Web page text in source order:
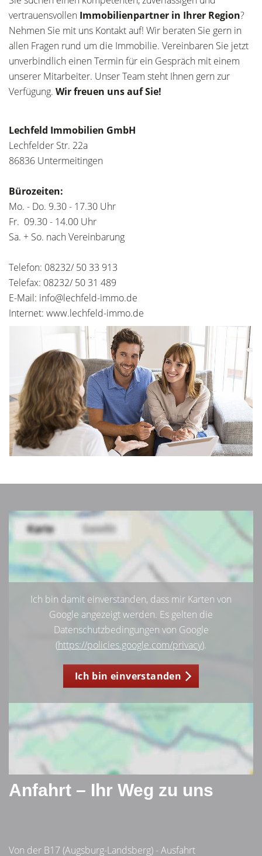
vertrauensvollen Immobilienpartner in Ihrer Region?
Nehmen Sie mit uns Kontakt auf! Wir beraten Sie gern in
allen Fragen rund um die Immobilie. Vereinbaren Sie jetzt
unverbindlich einen Termin für ein Gespräch mit einem
unserer Mitarbeiter. Unser Team steht Ihnen gern zur
Verfügung. Wir freuen uns auf Sie!
Lechfeld Immobilien GmbH
Lechfelder Str. 22a
86836 Untermeitingen
Bürozeiten:
Mo. - Do. 9.30 - 17.30 Uhr
Fr. 09.30 - 14.00 Uhr
Sa. + So. nach Vereinbarung
Telefon: 08232/ 50 33 913
Telefax: 08232/ 50 31 489
E-Mail: info@lechfeld-immo.de
Internet: www.lechfeld-immo.de
Ich bin damit einverstanden, dass mir Karten von
Google angezeigt werden. Es gelten die
Datenschutzbedingungen von Google
(https://policies.google.com/privacy).
Ich bin einverstanden
Anfahrt – Ihr Weg zu uns
Von der B17 (Augsburg-Landsberg) - Ausfahrt